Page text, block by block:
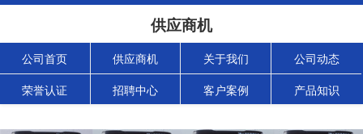
供应商机
公司首页 供应商机 关于我们 公司动态
荣誉认证 招聘中心 客户案例 产品知识